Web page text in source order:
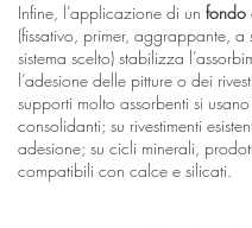
Infine, l’applicazione di un fondo
(fissativo, primer, aggrappante, a
sistema scelto) stabilizza
l’adesione delle pitture o dei
supporti molto assorbenti si usano
consolidanti; su rivestimenti
adesione; su cicli minerali,
compatibili con calce e silicati.